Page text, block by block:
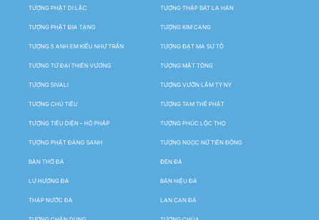
TƯỢNG PHẬT DI LẶC TƯỢNG THẬP BÁT LA HÁN
TƯỢNG PHẬT ĐỊA TẠNG TƯỢNG KIM CANG
TƯỢNG 5 ANH EM KIỀU NHƯ TRẦN TƯỢNG ĐẠT MA SƯ TỔ
TƯỢNG TỨ ĐẠI THIÊN VƯƠNG TƯỢNG MẬT TÔNG
TƯỢNG SIVALI TƯỢNG VƯỜN LÂM TỲ NY
TƯỢNG CHÚ TIỂU TƯỢNG TAM THẾ PHẬT
TƯỢNG TIÊU DIỆN – HỘ PHÁP TƯỢNG PHÚC LỘC THỌ
TƯỢNG PHẬT ĐẢNG SANH TƯỢNG NGỌC NỮ TIÊN ĐỒNG
BÀN THỜ ĐÁ ĐÈN ĐÁ
LƯ HƯƠNG ĐÁ BẢN HIỆU ĐÁ
THÁP NƯỚC ĐÁ LAN CAN ĐÁ